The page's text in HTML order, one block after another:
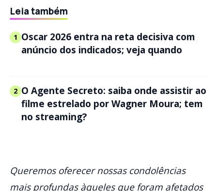
Leia também
1 Oscar 2026 entra na reta decisiva com
anúncio dos indicados; veja quando
2 O Agente Secreto: saiba onde assistir ao
filme estrelado por Wagner Moura; tem
no streaming?
Queremos oferecer nossas condolências
mais profundas àqueles que foram afetados